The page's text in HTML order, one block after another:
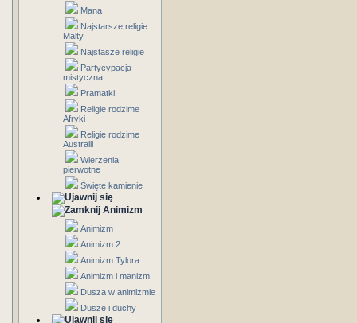
Mana
Najstarsze religie
Malty
Najstasze religie
Partycypacja
mistyczna
Pramatki
Religie rodzime
Afryki
Religie rodzime
Australii
Wierzenia
pierwotne
Święte kamienie
Animizm
Animizm
Animizm 2
Animizm Tylora
Animizm i manizm
Dusza w animizmie
Dusze i duchy